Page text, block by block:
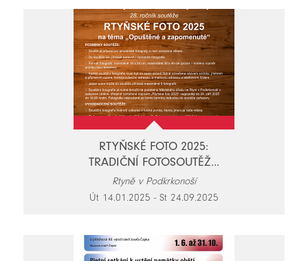
RTYŇSKÉ FOTO 2025:
TRADIČNÍ FOTOSOUTĚŽ...
Rtyně v Podkrkonoší
Út 14.01.2025 - St 24.09.2025